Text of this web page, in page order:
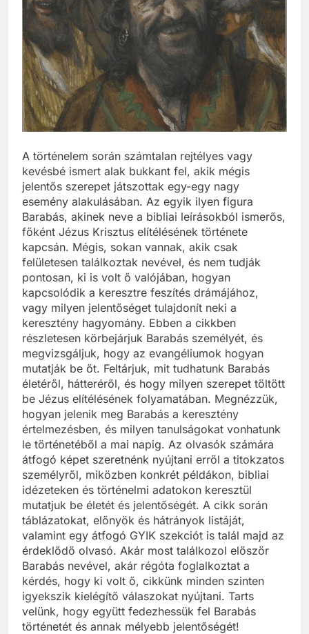
A történelem során számtalan rejtélyes vagy
kevésbé ismert alak bukkant fel, akik mégis
jelentős szerepet játszottak egy-egy nagy
esemény alakulásában. Az egyik ilyen figura
Barabás, akinek neve a bibliai leírásokból ismerős,
főként Jézus Krisztus elítélésének története
kapcsán. Mégis, sokan vannak, akik csak
felületesen találkoztak nevével, és nem tudják
pontosan, ki is volt ő valójában, hogyan
kapcsolódik a keresztre feszítés drámájához,
vagy milyen jelentőséget tulajdonít neki a
keresztény hagyomány. Ebben a cikkben
részletesen körbejárjuk Barabás személyét, és
megvizsgáljuk, hogy az evangéliumok hogyan
mutatják be őt. Feltárjuk, mit tudhatunk Barabás
életéről, hátteréről, és hogy milyen szerepet töltött
be Jézus elítélésének folyamatában. Megnézzük,
hogyan jelenik meg Barabás a keresztény
értelmezésben, és milyen tanulságokat vonhatunk
le történetéből a mai napig. Az olvasók számára
átfogó képet szeretnénk nyújtani erről a titokzatos
személyről, miközben konkrét példákon, bibliai
idézeteken és történelmi adatokon keresztül
mutatjuk be életét és jelentőségét. A cikk során
táblázatokat, előnyök és hátrányok listáját,
valamint egy átfogó GYIK szekciót is talál majd az
érdeklődő olvasó. Akár most találkozol először
Barabás nevével, akár régóta foglalkoztat a
kérdés, hogy ki volt ő, cikkünk minden szinten
igyekszik kielégítő válaszokat nyújtani. Tarts
velünk, hogy együtt fedezhessük fel Barabás
történetét és annak mélyebb jelentőségét!